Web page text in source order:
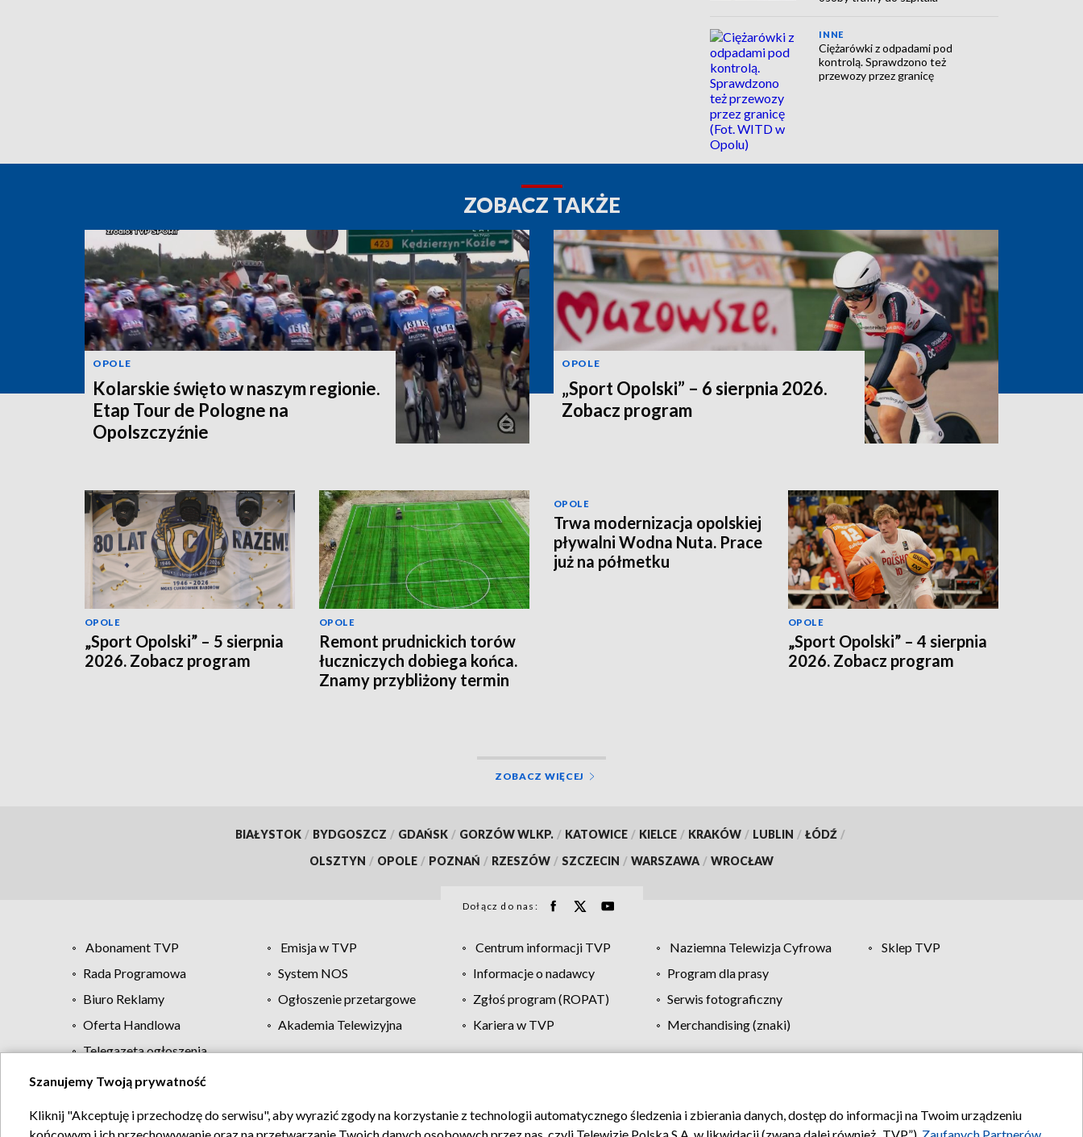
INNE
Ciężarówki z odpadami pod
kontrolą. Sprawdzono też
przewozy przez granicę
ZOBACZ TAKŻE
OPOLE
Kolarskie święto w naszym regionie.
Etap Tour de Pologne na
Opolszczyźnie
OPOLE
„Sport Opolski” – 6 sierpnia 2026.
Zobacz program
OPOLE
„Sport Opolski” – 5 sierpnia
2026. Zobacz program
OPOLE
Remont prudnickich torów
łuczniczych dobiega końca.
Znamy przybliżony termin
OPOLE
Trwa modernizacja opolskiej
OPOLE
„Sport Opolski” – 4 sierpnia
2026. Zobacz program
ZOBACZ WIĘCEJ
BIAŁYSTOK / BYDGOSZCZ / GDAŃSK / GORZÓW WLKP. / KATOWICE / KIELCE / KRAKÓW / LUBLIN / ŁÓDŹ /
OLSZTYN / OPOLE / POZNAŃ / RZESZÓW / SZCZECIN / WARSZAWA / WROCŁAW
Dołącz do nas:
Abonament TVP Emisja w TVP Centrum informacji TVP Naziemna Telewizja Cyfrowa
Sklep TVP
Rada Programowa
System NOS Informacje o nadawcy
Program dla prasy
Biuro Reklamy
Ogłoszenie przetargowe Zgłoś program (ROPAT)
Serwis fotograficzny
Oferta Handlowa
Akademia Telewizyjna Kariera w TVP
Merchandising (znaki)
Telegazeta ogłoszenia
Regulamin TVP Polityka prywatności Moje zgody Pomoc Biuro reklamy Kontakt
Szanujemy Twoją prywatność
Kliknij "Akceptuję i przechodzę do serwisu", aby wyrazić zgody na korzystanie z technologii automatycznego śledzenia i zbierania danych, dostęp do informacji na Twoim urządzeniu